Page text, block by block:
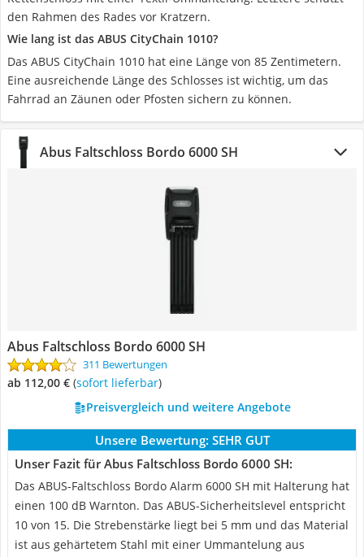
den Rahmen des Rades vor Kratzern.
Wie lang ist das ABUS CityChain 1010?
Das ABUS CityChain 1010 hat eine Länge von 85 Zentimetern.
Eine ausreichende Länge des Schlosses ist wichtig, um das
Fahrrad an Zäunen oder Pfosten sichern zu können.
Abus Faltschloss Bordo 6000 SH
Abus Faltschloss Bordo 6000 SH
311 Bewertungen
ab 112,00 € ( Sofort lieferbar)
Preisvergleich und weitere Angebote
Unsere Bewertung: SEHR GUT
Unser Fazit für Abus Faltschloss Bordo 6000 SH:
Das ABUS-Faltschloss Bordo Alarm 6000 SH mit Halterung hat
einen 100 dB Warnton. Das ABUS-Sicherheitslevel entspricht
10 von 15. Die Strebenstärke liegt bei 5 mm und das Material
ist aus gehärtetem Stahl mit einer Ummantelung aus